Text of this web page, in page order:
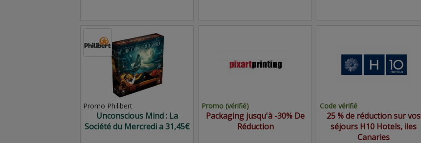
Promo Philibert
Unconscious Mind : La
Société du Mercredi a 31,45€
Promo (vérifié)
Packaging jusqu'à -30% De
Réduction
Code vérifié
25 % de réduction sur vos
séjours H10 Hotels, iles
Canaries